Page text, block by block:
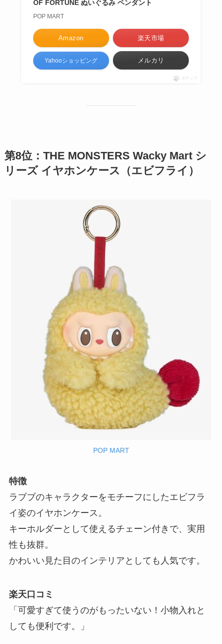
OF FORTUNE ぬいぐるみ ペンダント
POP MART
Amazon 楽天市場
Yahooショッピング メルカリ
ポチップ
第8位：THE MONSTERS Wacky Mart シ
リーズ イヤホンケース（エビフライ）
POP MART
特徴
ラブブのキャラクターをモチーフにしたエビフラ
イ姿のイヤホンケース。
キーホルダーとして使えるチェーン付きで、実用
性も抜群。
かわいい見た目のインテリアとしても人気です。
楽天口コミ
「可愛すぎて使うのがもったいない！小物入れと
しても便利です。」